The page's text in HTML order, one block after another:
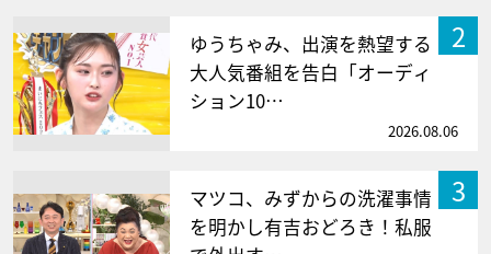
2
ゆうちゃみ、出演を熱望する
大人気番組を告白「オーディ
ション10…
2026.08.06
3
マツコ、みずからの洗濯事情
を明かし有吉おどろき！私服